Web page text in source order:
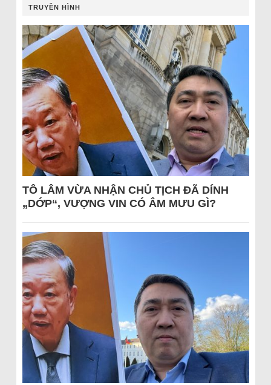
TRUYỀN HÌNH
TÔ LÂM VỪA NHẬN CHỦ TỊCH ĐÃ DÍNH
„DỚP“, VƯỢNG VIN CÓ ÂM MƯU GÌ?